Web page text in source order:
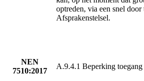
optreden, via een snel
Afsprakenstelsel.
NEN
7510:2017
A.9.4.1 Beperking